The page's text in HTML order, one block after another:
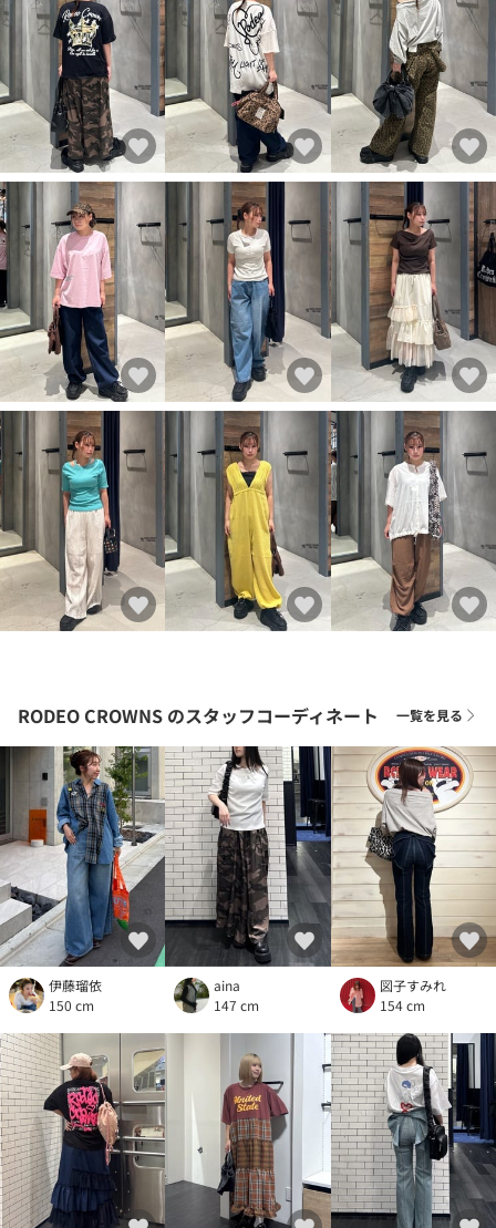
RODEO CROWNS のスタッフコーディネート 一覧を見る
伊藤瑠依
150 cm
aina
147 cm
図子すみれ
154 cm